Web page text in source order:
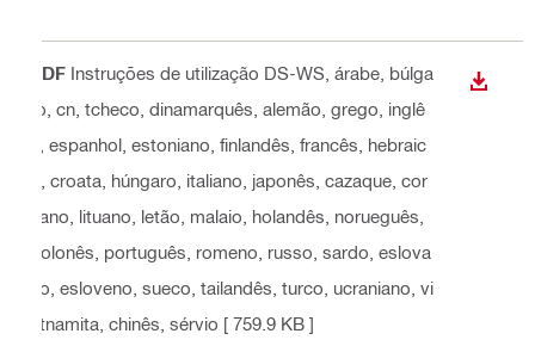
PDF Instruções de utilização DS-WS , árabe, búlga
ro, cn, tcheco, dinamarquês, alemão, grego, inglê
s, espanhol, estoniano, finlandês, francês, hebraic
o, croata, húngaro, italiano, japonês, cazaque, cor
eano, lituano, letão, malaio, holandês, norueguês,
polonês, português, romeno, russo, sardo, eslova
co, esloveno, sueco, tailandês, turco, ucraniano, vi
etnamita, chinês, sérvio [ 759.9 KB ]